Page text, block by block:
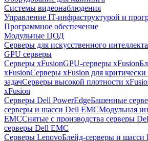
Системы видеонаблюдения
Управление IT-инфраструктурой и
Программное обеспечение
Модульные ЦОД
Серверы для искусственного интеллекта
GPU серверы
Серверы xFusionGPU-серверы xFusion
xFusionСерверы xFusion для
задачСерверы высокой плотности
xFusion
Серверы Dell PowerEdgeБашенные
серверы и шасси Dell EMCМодульная
EMCСнятые с производства серверы
серверы Dell EMC
Серверы LenovoБлейд-серверы и шасси